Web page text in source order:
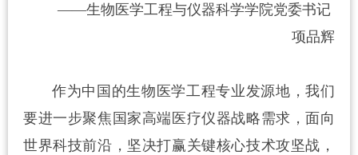
——生物医学工程与仪器科学学院党委书记
项品辉
作为中国的生物医学工程专业发源地，我们
要进一步聚焦国家高端医疗仪器战略需求，面向
世界科技前沿，坚决打赢关键核心技术攻坚战，